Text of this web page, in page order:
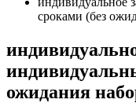
сроками (без
ожидания